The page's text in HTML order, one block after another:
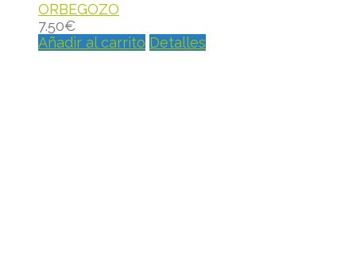
ORBEGOZO
7.50€
Añadir al carrito Detalles